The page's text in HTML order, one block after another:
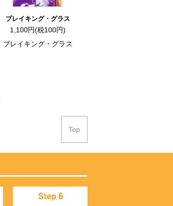
ブレイキング・グラス
1,100円(税100円)
ブレイキング・グラス
Top